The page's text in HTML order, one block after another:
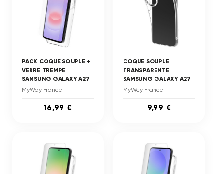
PACK COQUE SOUPLE +
VERRE TREMPE
SAMSUNG GALAXY A27
MyWay France
16,99 €
COQUE SOUPLE
TRANSPARENTE
SAMSUNG GALAXY A27
MyWay France
9,99 €